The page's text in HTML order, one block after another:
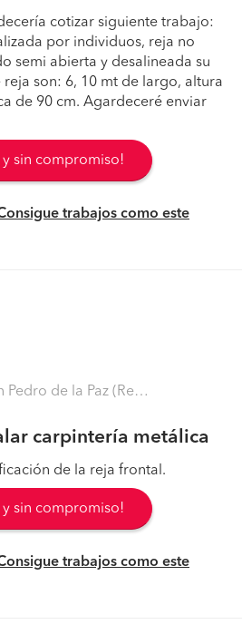
cotizar siguiente trabajo:
por individuos, reja no
semi abierta y desalineada su
son: 6, 10 mt de largo, altura
de 90 cm. Agardeceré enviar
y sin compromiso!
trabajos como este
de la Paz (Región VIII Biobío - Concepción)
carpintería metálica
de la reja frontal.
y sin compromiso!
trabajos como este